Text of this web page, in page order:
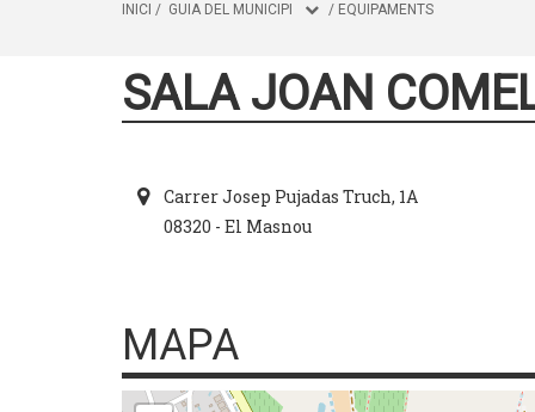
INICI / GUIA DEL MUNICIPI / EQUIPAMENTS
SALA JOAN
Carrer Josep Pujadas Truch, 1A
08320 - El Masnou
MAPA